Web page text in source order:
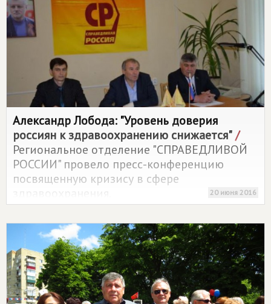
Александр Лобода: "Уровень доверия
россиян к здравоохранению снижается"/
Региональное отделение "СПРАВЕДЛИВОЙ
РОССИИ" провело пресс-конференцию
посвященную кризису в сфере
20 июня 2016